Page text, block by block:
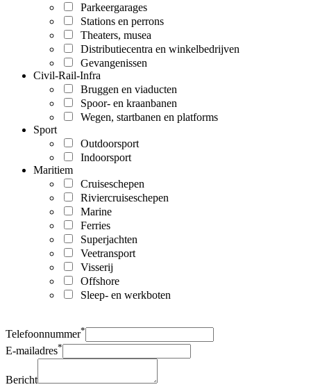
Parkeergarages
Stations en perrons
Theaters, musea
Distributiecentra en winkelbedrijven
Gevangenissen
Civil-Rail-Infra
Bruggen en viaducten
Spoor- en kraanbanen
Wegen, startbanen en platforms
Sport
Outdoorsport
Indoorsport
Maritiem
Cruiseschepen
Riviercruiseschepen
Marine
Ferries
Superjachten
Veetransport
Visserij
Offshore
Sleep- en werkboten
Telefoonnummer*
E-mailadres*
Bericht